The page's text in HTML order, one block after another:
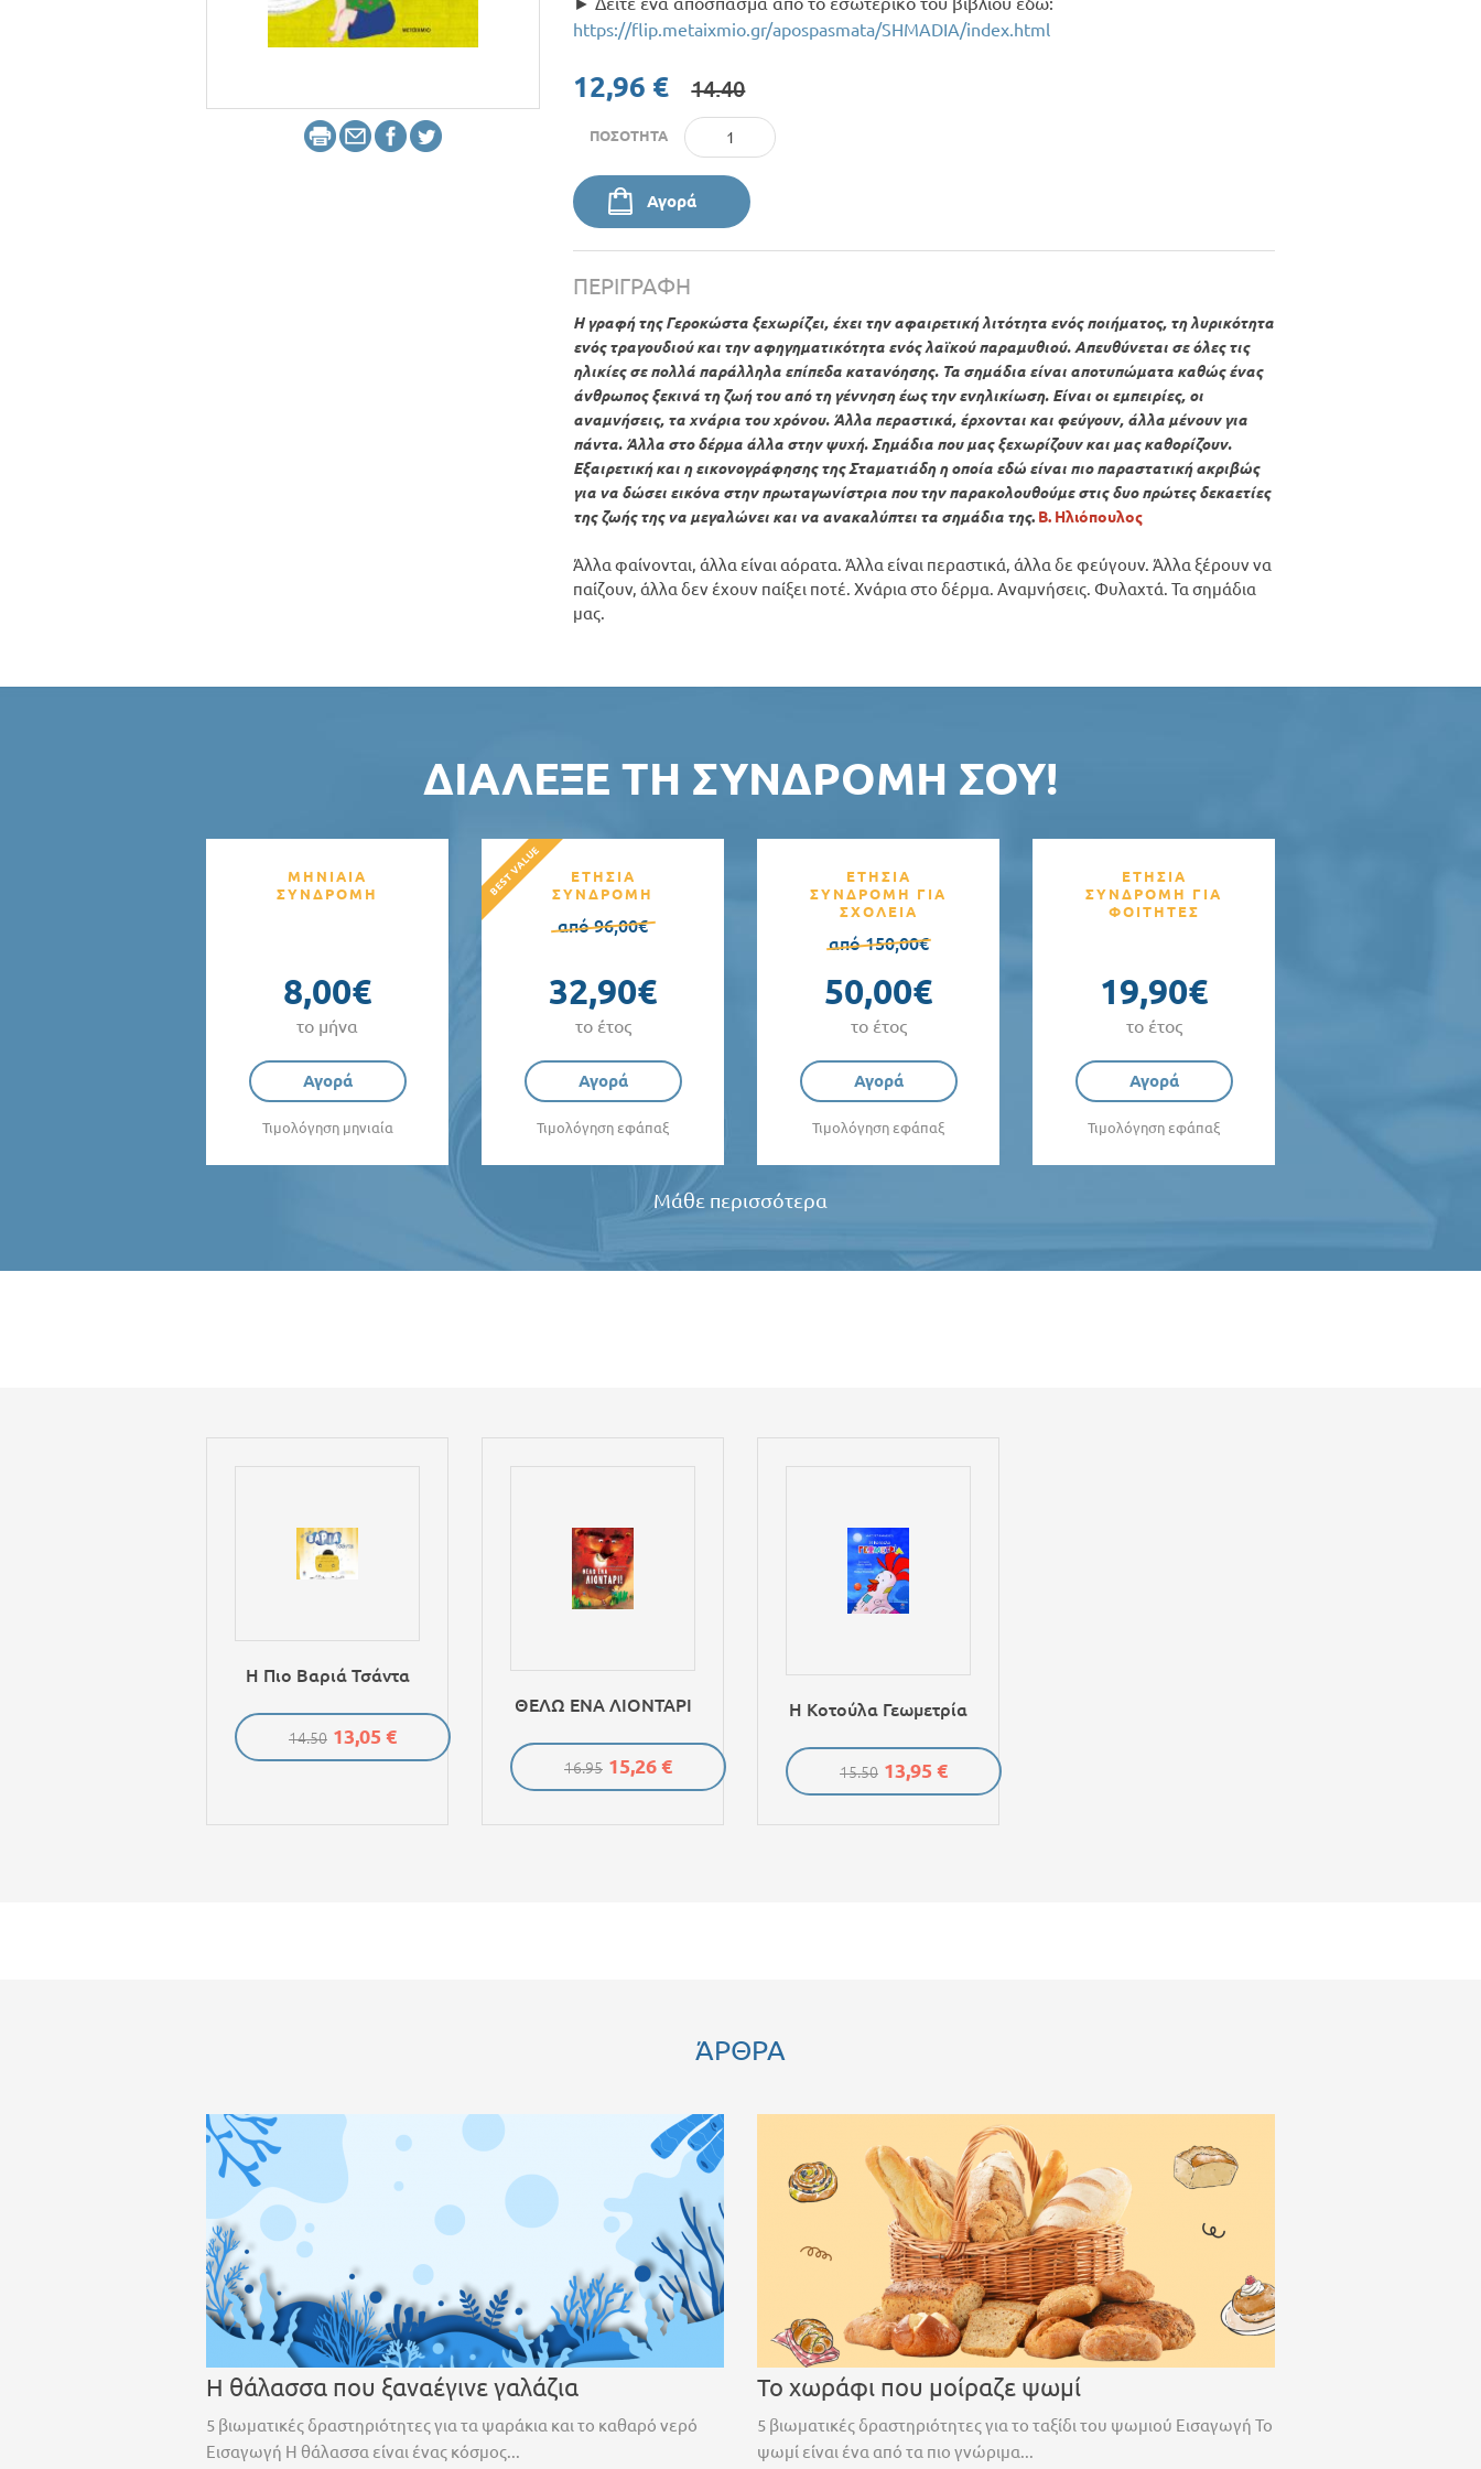
https://flip.metaixmio.gr/apospasmata/SHMADIA/index.html
12,96 € 14.40
ΠΟΣΌΤΗΤΑ
Αγορά
ΠΕΡΙΓΡΑΦΉ
Η γραφή της Γεροκώστα ξεχωρίζει, έχει την αφαιρετική λιτότητα ενός ποιήματος, τη λυρικότητα
ενός τραγουδιού και την αφηγηματικότητα ενός λαϊκού παραμυθιού. Απευθύνεται σε όλες τις
ηλικίες σε πολλά παράλληλα επίπεδα κατανόησης. Τα σημάδια είναι αποτυπώματα καθώς ένας
άνθρωπος ξεκινά τη ζωή του από τη γέννηση έως την ενηλικίωση. Είναι οι εμπειρίες, οι
αναμνήσεις, τα χνάρια του χρόνου. Άλλα περαστικά, έρχονται και φεύγουν, άλλα μένουν για
πάντα. Άλλα στο δέρμα άλλα στην ψυχή. Σημάδια που μας ξεχωρίζουν και μας καθορίζουν.
Εξαιρετική και η εικονογράφησης της Σταματιάδη η οποία εδώ είναι πιο παραστατική ακριβώς
για να δώσει εικόνα στην πρωταγωνίστρια που την παρακολουθούμε στις δυο πρώτες δεκαετίες
της ζωής της να μεγαλώνει και να ανακαλύπτει τα σημάδια της. Β. Ηλιόπουλος
Άλλα φαίνονται, άλλα είναι αόρατα. Άλλα είναι περαστικά, άλλα δε φεύγουν. Άλλα ξέρουν να
παίζουν, άλλα δεν έχουν παίξει ποτέ. Χνάρια στο δέρμα. Αναμνήσεις. Φυλαχτά. Τα σημάδια
μας.
ΔΙΆΛΕΞΕ ΤΗ ΣΥΝΔΡΟΜΉ ΣΟΥ!
ΜΗΝΙΑΙΑ
ΣΥΝΔΡΟΜΗ
8,00€
το μήνα
Αγορά
Τιμολόγηση μηνιαία
ΕΤΗΣΙΑ
ΣΥΝΔΡΟΜΗ
από 96,00€
32,90€
το έτος
Αγορά
Τιμολόγηση εφάπαξ
ΕΤΗΣΙΑ
ΣΥΝΔΡΟΜΗ ΓΙΑ
ΣΧΟΛΕΙΑ
από 150,00€
50,00€
το έτος
Αγορά
Τιμολόγηση εφάπαξ
ΕΤΗΣΙΑ
ΣΥΝΔΡΟΜΗ ΓΙΑ
ΦΟΙΤΗΤΕΣ
19,90€
το έτος
Αγορά
Τιμολόγηση εφάπαξ
Μάθε περισσότερα
Η Πιο Βαριά Τσάντα
14.50 13,05 €
ΘΕΛΩ ΕΝΑ ΛΙΟΝΤΑΡΙ
16.95 15,26 €
Η Κοτούλα Γεωμετρία
15.50 13,95 €
ΆΡΘΡΑ
Η θάλασσα που ξαναέγινε γαλάζια
5 βιωματικές δραστηριότητες για τα ψαράκια και το καθαρό νερό
Εισαγωγή Η θάλασσα είναι ένας κόσμος...
Το χωράφι που μοίραζε ψωμί
5 βιωματικές δραστηριότητες για το ταξίδι του ψωμιού Εισαγωγή Το
ψωμί είναι ένα από τα πιο γνώριμα...